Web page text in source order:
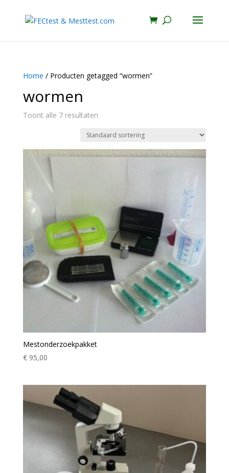
Home / Producten getagged “wormen”
wormen
Toont alle 7 resultaten
Mestonderzoekpakket
€95,00